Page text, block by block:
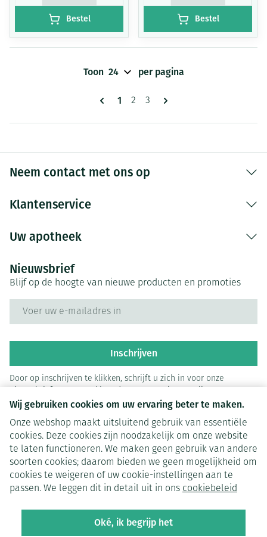
Wij gebruiken cookies om uw ervaring beter te maken.
Onze webshop maakt uitsluitend gebruik van essentiële
cookies. Deze cookies zijn noodzakelijk om onze website
te laten functioneren. We maken geen gebruik van andere
soorten cookies; daarom bieden we geen mogelijkheid om
cookies te weigeren of uw cookie-instellingen aan te
passen. We leggen dit in detail uit in ons cookiebeleid
Oké, ik begrijp het
Bestel Bestel
Pagina's
U lees momenteel pagina
1 Pagina
2 Pagina
3
Toon per pagina
Neem contact met ons op
Klantenservice
Uw apotheek
Nieuwsbrief
Blijf op de hoogte van nieuwe producten en promoties
Inschrijven
Door op inschrijven te klikken, schrijft u zich in voor onze
Juridische links